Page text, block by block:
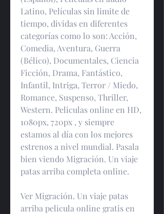
Latino, Películas sin limite de
tiempo, dividas en diferentes
categorías como lo son: Acción,
Comedia, Aventura, Guerra
(Bélico), Documentales, Ciencia
Ficción, Drama, Fantástico,
Infantil, Intriga, Terror / Miedo,
Romance, Suspenso, Thriller,
Western. Peliculas online en HD,
1080px, 720px , y siempre
estamos al día con los mejores
estrenos a nivel mundial. Pasala
bien viendo Migración. Un viaje
patas arriba completa online.
Ver Migración. Un viaje patas
arriba pelicula online gratis en